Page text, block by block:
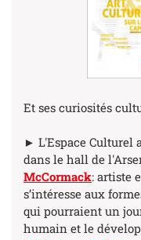
Et ses curiosités
► L'Espace Culturel
dans le hall de
McCormack: artiste
s’intéresse aux
qui pourraient un
humain et le